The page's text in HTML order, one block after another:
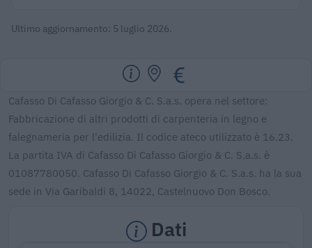
Ultimo aggiornamento: 5 luglio 2026.
Cafasso Di Cafasso Giorgio & C. S.a.s. opera nel settore:
Fabbricazione di altri prodotti di carpenteria in legno e
falegnameria per l'edilizia. Il codice ateco utilizzato è 16.23.
La partita IVA di Cafasso Di Cafasso Giorgio & C. S.a.s. è
01087780050. Cafasso Di Cafasso Giorgio & C. S.a.s. ha la sua
sede in Via Garibaldi 8, 14022, Castelnuovo Don Bosco.
Dati